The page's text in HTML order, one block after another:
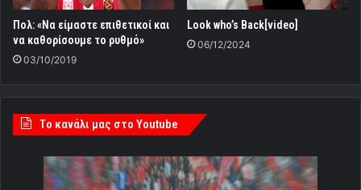
Πολ: «Να είμαστε επιθετικοί και
να καθορίσουμε το ρυθμό»
03/10/2019
Look who’s Back[video]
06/12/2024
Tο κανάλι μας στο Youtube